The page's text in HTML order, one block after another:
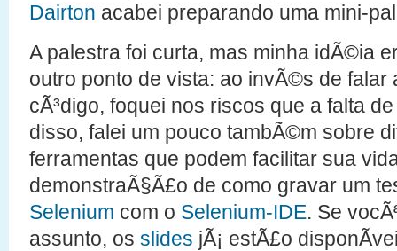
Dairton acabei preparando uma mini-
A palestra foi curta, mas minha idÃ©ia
outro ponto de vista: ao invÃ©s de
cÃ³digo, foquei nos riscos que a falta
disso, falei um pouco tambÃ©m sobre
ferramentas que podem facilitar sua
demonstraÃ§Ã£o de como gravar um
Selenium com o Selenium-IDE. Se
assunto, os slides jÃ¡ estÃ£o